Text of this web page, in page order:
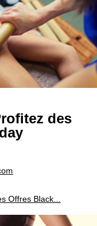
des
Offres Black...